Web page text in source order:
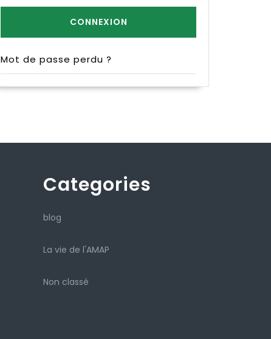
Mot de passe perdu ?
Categories
blog
La vie de l'AMAP
Non classé